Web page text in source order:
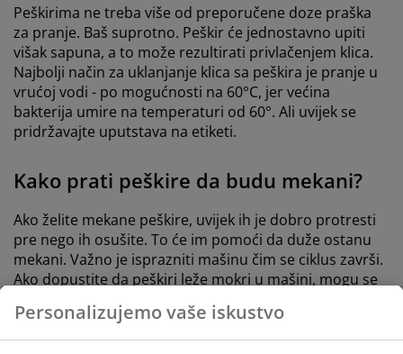
Peškirima ne treba više od preporučene doze praška
za pranje. Baš suprotno. Peškir će jednostavno upiti
višak sapuna, a to može rezultirati privlačenjem klica.
Najbolji način za uklanjanje klica sa peškira je pranje u
vrućoj vodi - po mogućnosti na 60°C, jer većina
bakterija umire na temperaturi od 60°. Ali uvijek se
pridržavajte uputstava na etiketi.
Kako prati peškire da budu mekani?
Ako želite mekane peškire, uvijek ih je dobro protresti
pre nego ih osušite. To će im pomoći da duže ostanu
mekani. Važno je isprazniti mašinu čim se ciklus završi.
Ako dopustite da peškiri leže mokri u mašini, mogu se
sušilicu ili ih obesite da se osuše tamo gdje imaju
dovoljno prostora.
Personalizujemo vaše iskustvo